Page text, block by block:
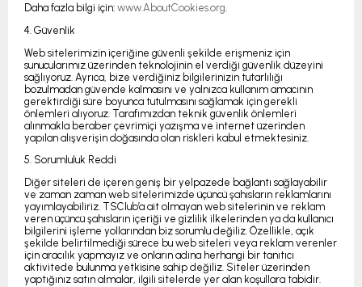
Daha fazla bilgi için: www.AboutCookies.org
4. Güvenlik
Web sitelerimizin içeriğine güvenli şekilde erişmeniz için
sunucularımız üzerinden teknolojinin el verdiği güvenlik düzeyini
sağlıyoruz. Ayrıca, bize verdiğiniz bilgilerinizin tutarlılığı
bozulmadan güvende kalmasını ve yalnızca kullanım amacının
gerektirdiği süre boyunca tutulmasını sağlamak için gerekli
önlemleri alıyoruz. Tarafımızdan teknik güvenlik önlemleri
alınmakla beraber çevrimiçi yazışma ve internet üzerinden
yapılan alışverişin doğasında olan riskleri kabul etmektesiniz.
5. Sorumluluk Reddi
Diğer siteleri de içeren geniş bir yelpazede bağlantı sağlayabilir
ve zaman zaman web sitelerimizde üçüncü şahısların reklamlarını
yayımlayabiliriz. TSClub’a ait olmayan web sitelerinin ve reklam
veren üçüncü şahısların içeriği ve gizlilik ilkelerinden ya da kullanıcı
bilgilerini işleme yollarından biz sorumlu değiliz. Özellikle, açık
şekilde belirtilmediği sürece bu web siteleri veya reklam verenler
için aracılık yapmayız ve onların adına herhangi bir tanıtıcı
aktivitede bulunma yetkisine sahip değiliz. Siteler üzerinden
yaptığınız satın almalar, ilgili sitelerde yer alan koşullara tabidir.